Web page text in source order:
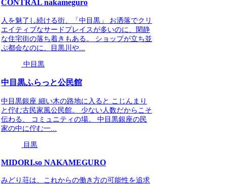
CONTRAL nakameguro
人を魅了し続ける街、「中目黒」 お洒落でクリ
エイティブなサードプレイスが多いのに、閑静
な住宅街の落ち着きもある。 ショップが立ち並
ぶ都会なのに、目黒川や...
中目黒
中目黒ふらっと公民館
中目黒銀座 細い木の路地に入ると こじんまり
と佇む古民家風公民館。 少ない人数だからこそ
伝わる、 コミュニティの場。 中目黒銀座の民
家の中に佇む一...
目黒
MIDORI.so NAKAMEGURO
みどり荘は、これからの働き方の可能性を追求